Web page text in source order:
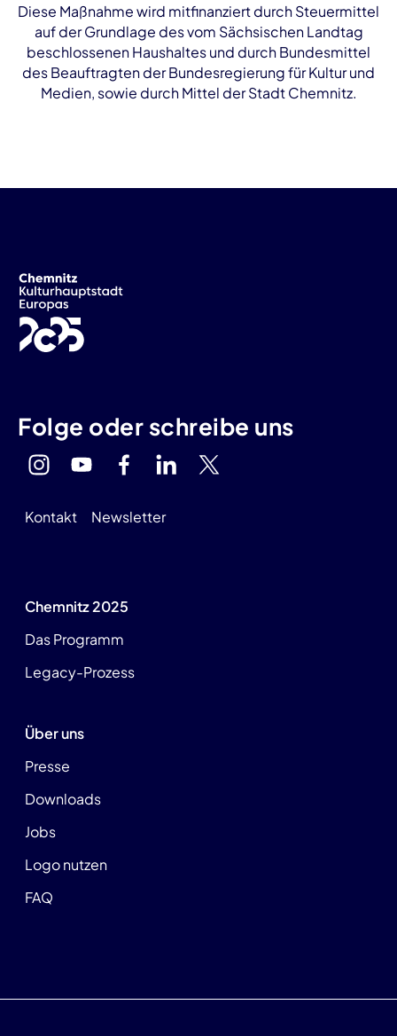
Diese Maßnahme wird mitfinanziert durch Steuermittel
auf der Grundlage des vom Sächsischen Landtag
beschlossenen Haushaltes und durch Bundesmittel
des Beauftragten der Bundesregierung für Kultur und
Medien, sowie durch Mittel der Stadt Chemnitz.
Folge oder schreibe uns
Kontakt Newsletter
Chemnitz 2025
Das Programm
Legacy-Prozess
Über uns
Presse
Downloads
Jobs
Logo nutzen
FAQ